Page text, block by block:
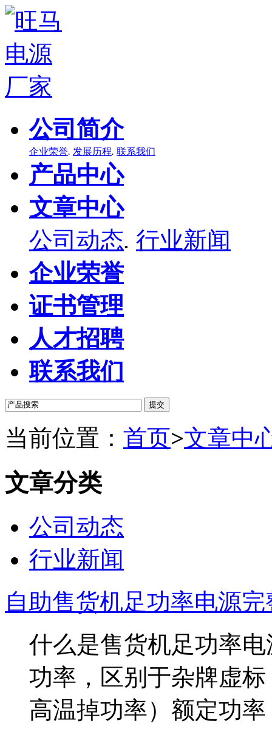
公司简介
企业荣誉. 发展历程. 联系我们
产品中心
文章中心
公司动态. 行业新闻
企业荣誉
证书管理
人才招聘
联系我们
当前位置： 首页>文章中
文章分类
公司动态
行业新闻
自助售货机足功率电源
什么是售货机足功率
功率，区别于杂牌虚
高温掉功率）额定功率